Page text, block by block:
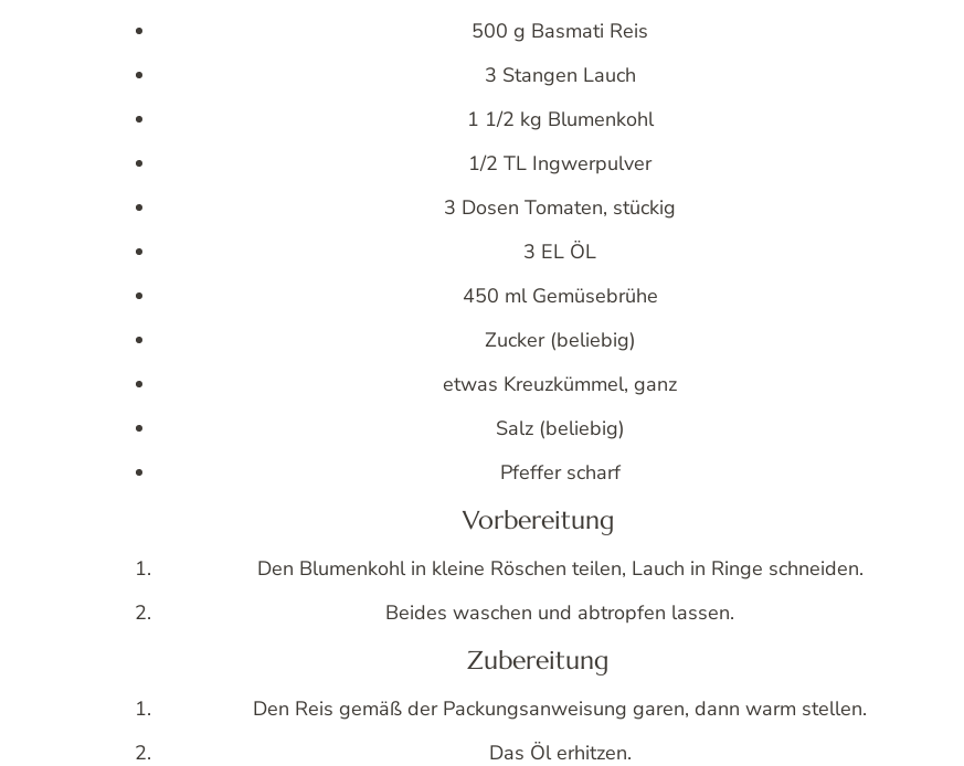
500 g Basmati Reis
3 Stangen Lauch
1 1/2 kg Blumenkohl
1/2 TL Ingwerpulver
3 Dosen Tomaten, stückig
3 EL ÖL
450 ml Gemüsebrühe
Zucker (beliebig)
etwas Kreuzkümmel, ganz
Salz (beliebig)
Pfeffer scharf
Vorbereitung
Den Blumenkohl in kleine Röschen teilen, Lauch in Ringe schneiden.
Beides waschen und abtropfen lassen.
Zubereitung
Den Reis gemäß der Packungsanweisung garen, dann warm stellen.
Das Öl erhitzen.